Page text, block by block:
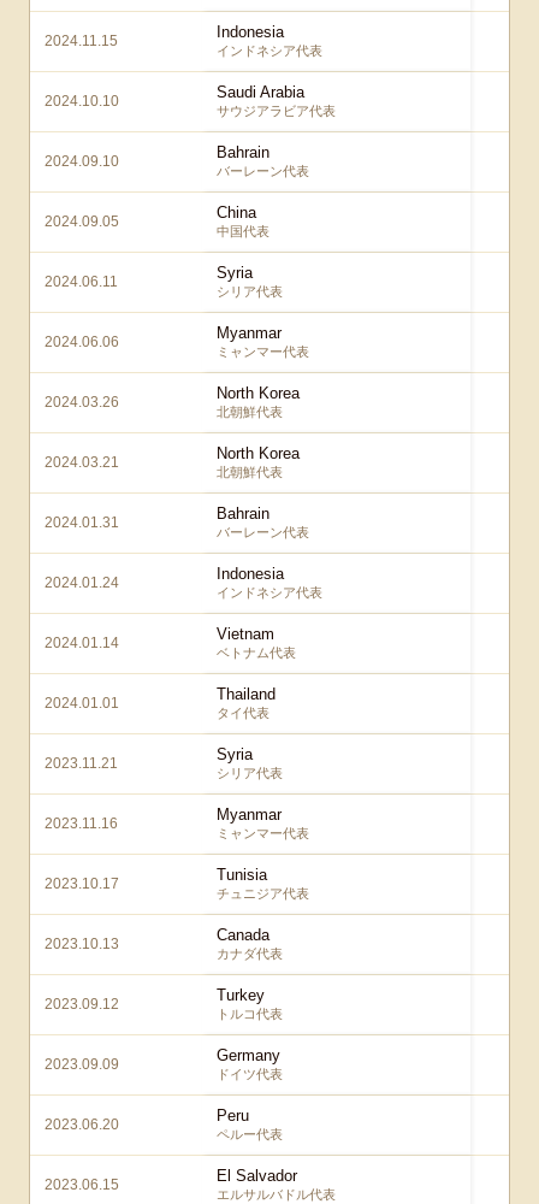
2024.11.15 Indonesia
インドネシア代表
2024.10.10 Saudi Arabia
サウジアラビア代表
2024.09.10 Bahrain
バーレーン代表
2024.09.05 China
中国代表
2024.06.11 Syria
シリア代表
2024.06.06 Myanmar
ミャンマー代表
2024.03.26 North Korea
北朝鮮代表
2024.03.21 North Korea
北朝鮮代表
2024.01.31 Bahrain
バーレーン代表
2024.01.24 Indonesia
インドネシア代表
2024.01.14 Vietnam
ベトナム代表
2024.01.01 Thailand
タイ代表
2023.11.21 Syria
シリア代表
2023.11.16 Myanmar
ミャンマー代表
2023.10.17 Tunisia
チュニジア代表
2023.10.13 Canada
カナダ代表
2023.09.12 Turkey
トルコ代表
2023.09.09 Germany
ドイツ代表
2023.06.20 Peru
ペルー代表
2023.06.15 El Salvador
エルサルバドル代表